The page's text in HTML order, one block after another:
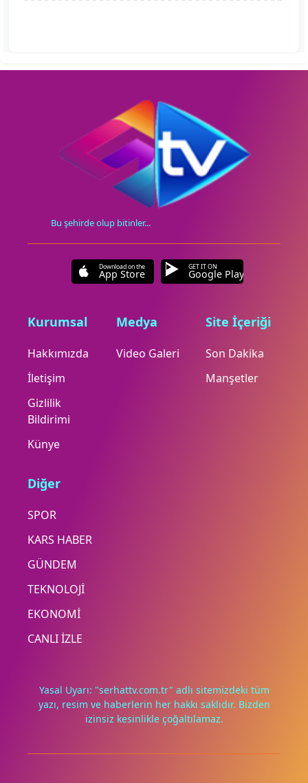
Deneyimini iyileştirmek ve içeriğimizi geliştirmek için çerezler
Bu şehirde olup bitinler...
Download on the
App Store
GET IT ON
Google Play
Kurumsal
Hakkımızda
İletişim
Gizlilik
Bildirimi
Künye
Medya
Video Galeri
Site İçeriği
Son Dakika
Manşetler
Diğer
SPOR
KARS HABER
GÜNDEM
TEKNOLOJİ
EKONOMİ
CANLI İZLE
Yasal Uyarı: "serhattv.com.tr" adlı sitemizdeki tüm
yazı, resim ve haberlerin her hakkı saklıdır. Bizden
izinsiz kesinlikle çoğaltılamaz.